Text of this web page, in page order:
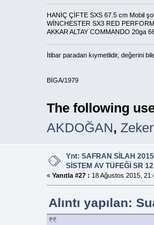
HANİÇ ÇİFTE SXS 67.5 cm Mobil
WİNCHESTER SX3 RED
AKKAR ALTAY COMMANDO 20ga
İtibar paradan kıymetlidir, değerini
BİGA/1979
The following
AKDOĞAN,
Ynt: SAFRAN SİLAH
SİSTEM AV TÜFEĞİ SR 12
« Yanıtla #27 : 18 Ağustos 2015,
Alıntı yapılan: